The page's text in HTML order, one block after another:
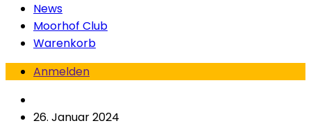
News
Moorhof Club
Warenkorb
Anmelden
26. Januar 2024